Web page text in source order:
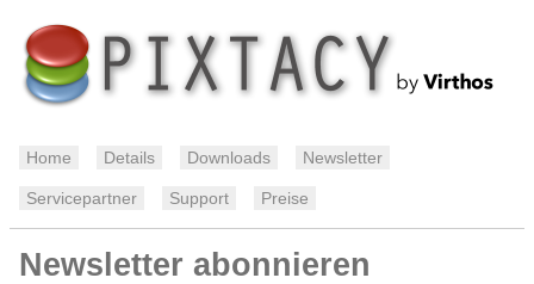
Home Details Downloads Newsletter
Servicepartner Support Preise
Newsletter abonnieren